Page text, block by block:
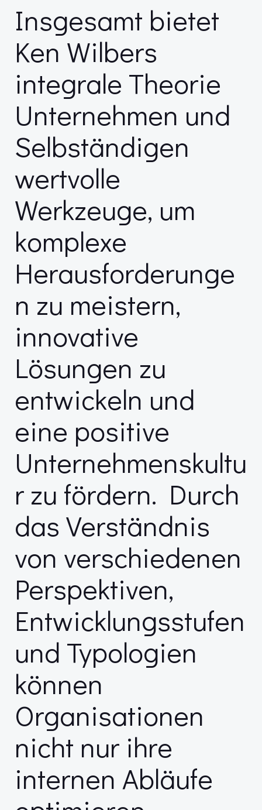
Insgesamt bietet
Ken Wilbers
integrale Theorie
Unternehmen und
Selbständigen
wertvolle
Werkzeuge, um
komplexe
Herausforderunge
n zu meistern,
innovative
Lösungen zu
entwickeln und
eine positive
Unternehmenskultu
r zu fördern. Durch
das Verständnis
von verschiedenen
Perspektiven,
Entwicklungsstufen
und Typologien
können
Organisationen
nicht nur ihre
internen Abläufe